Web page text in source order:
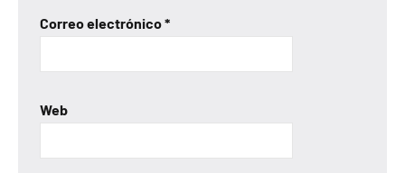
Correo electrónico*
Web